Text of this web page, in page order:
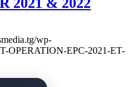
wp-
OPERATION-EPC-2021-ET-